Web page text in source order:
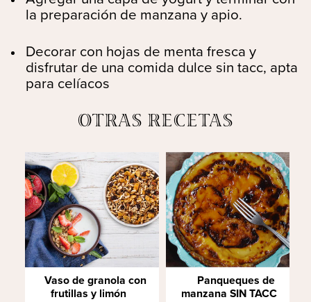
la preparación de manzana y apio.
Decorar con hojas de menta fresca y
disfrutar de una comida dulce sin tacc, apta
para celíacos
OTRAS RECETAS
Vaso de granola con
frutillas y limón
Panqueques de
manzana SIN TACC